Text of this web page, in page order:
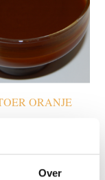
Over
ORANJE
tot
€171.50